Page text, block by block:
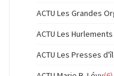
ACTU Les Grandes
ACTU Les
ACTU Les Presses